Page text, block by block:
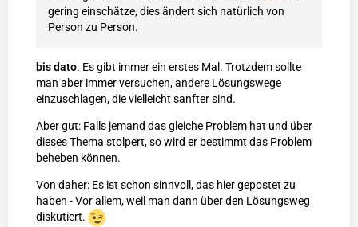
gering einschätze, dies ändert sich natürlich von
Person zu Person.
bis dato. Es gibt immer ein erstes Mal. Trotzdem sollte
man aber immer versuchen, andere Lösungswege
einzuschlagen, die vielleicht sanfter sind.
Aber gut: Falls jemand das gleiche Problem hat und über
dieses Thema stolpert, so wird er bestimmt das Problem
beheben können.
Von daher: Es ist schon sinnvoll, das hier gepostet zu
haben - Vor allem, weil man dann über den Lösungsweg
diskutiert.